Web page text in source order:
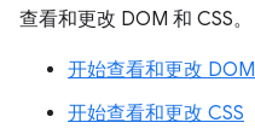
查看和更改 DOM 和 CSS。
开始查看和更改 DOM
开始查看和更改 CSS